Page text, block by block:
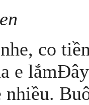
co
e
nhiều.